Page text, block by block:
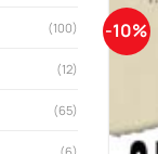
(100)
(12)
(65)
-10%